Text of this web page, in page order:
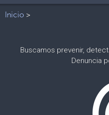
Inicio >
Buscamos prevenir,
Denuncia